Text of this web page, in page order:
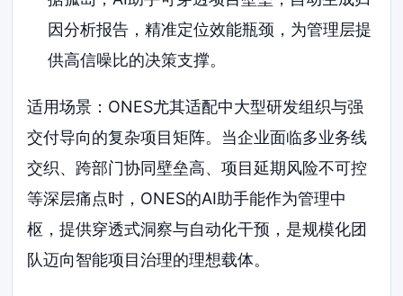
因分析报告，精准定位效能瓶颈，为管理层提
供高信噪比的决策支撑。
适用场景：ONES尤其适配中大型研发组织与强
交付导向的复杂项目矩阵。当企业面临多业务线
交织、跨部门协同壁垒高、项目延期风险不可控
等深层痛点时，ONES的AI助手能作为管理中
枢，提供穿透式洞察与自动化干预，是规模化团
队迈向智能项目治理的理想载体。